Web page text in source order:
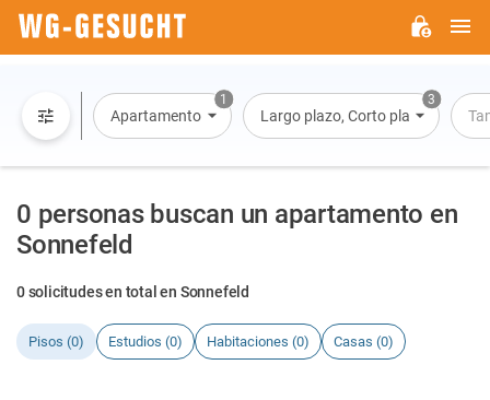
1
Apartamento
3
Largo plazo, Corto plazo, Alquiler
0 personas buscan un apartamento en
Sonnefeld
0 solicitudes en total en Sonnefeld
Pisos (0) Estudios (0) Habitaciones (0) Casas (0)